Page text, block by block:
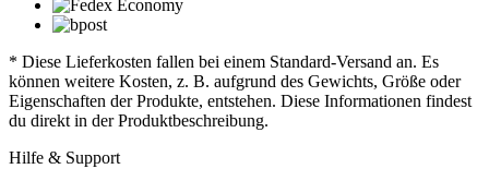
* Diese Lieferkosten fallen bei einem Standard-Versand an. Es
können weitere Kosten, z. B. aufgrund des Gewichts, Größe oder
Eigenschaften der Produkte, entstehen. Diese Informationen findest
du direkt in der Produktbeschreibung.
Hilfe & Support